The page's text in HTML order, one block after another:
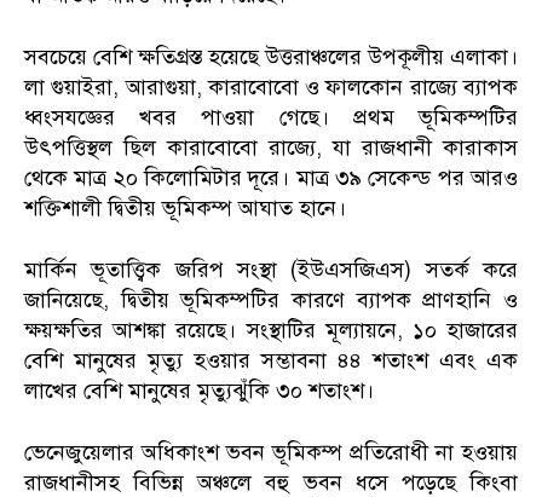
সবচেয়ে বেশি ক্ষতিগ্রস্ত হয়েছে উত্তরাঞ্চলের উপকূলীয় এলাকা।
লা গুয়াইরা, আরাগুয়া, কারাবোবো ও ফালকোন রাজ্যে ব্যাপক
ধ্বংসযজ্ঞের খবর পাওয়া গেছে। প্রথম ভূমিকম্পটির
উৎপত্তিস্থল ছিল কারাবোবো রাজ্যে, যা রাজধানী কারাকাস
থেকে মাত্র ২০ কিলোমিটার দূরে। মাত্র ৩৯ সেকেন্ড পর আরও
শক্তিশালী দ্বিতীয় ভূমিকম্প আঘাত হানে।
মার্কিন ভূতাত্ত্বিক জরিপ সংস্থা (ইউএসজিএস) সতর্ক করে
জানিয়েছে, দ্বিতীয় ভূমিকম্পটির কারণে ব্যাপক প্রাণহানি ও
ক্ষয়ক্ষতির আশঙ্কা রয়েছে। সংস্থাটির মূল্যায়নে, ১০ হাজারের
বেশি মানুষের মৃত্যু হওয়ার সম্ভাবনা ৪৪ শতাংশ এবং এক
লাখের বেশি মানুষের মৃত্যুঝুঁকি ৩০ শতাংশ।
ভেনেজুয়েলার অধিকাংশ ভবন ভূমিকম্প প্রতিরোধী না হওয়ায়
রাজধানীসহ বিভিন্ন অঞ্চলে বহু ভবন ধসে পড়েছে কিংবা